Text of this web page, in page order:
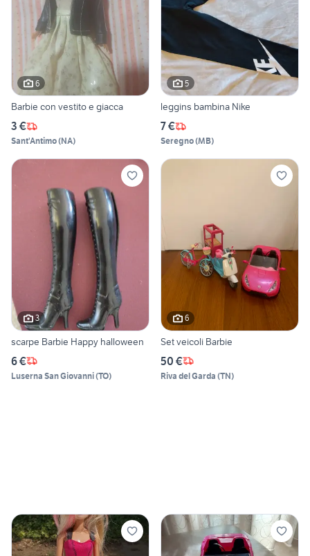
6
Barbie con vestito e giacca
3 €
Sant'Antimo(NA)
5
leggins bambina Nike
7 €
Seregno(MB)
3
scarpe Barbie Happy halloween
6 €
Luserna San Giovanni(TO)
6
Set veicoli Barbie
50 €
Riva del Garda (TN)